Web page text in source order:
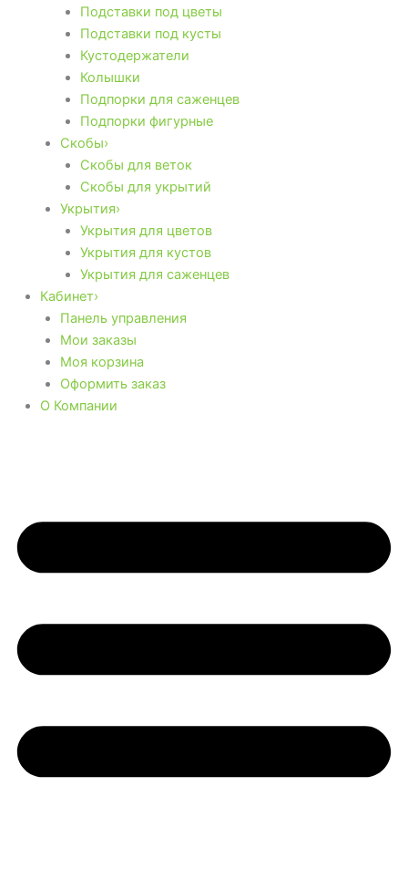
Подставки под цветы
Подставки под кусты
Кустодержатели
Колышки
Подпорки для саженцев
Подпорки фигурные
Скобы›
Скобы для веток
Скобы для укрытий
Укрытия›
Укрытия для цветов
Укрытия для кустов
Укрытия для саженцев
Кабинет›
Панель управления
Мои заказы
Моя корзина
Оформить заказ
О Компании